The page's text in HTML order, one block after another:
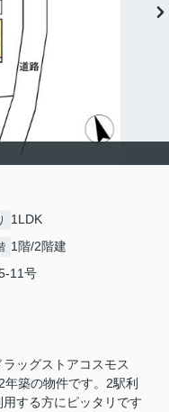
1LDK
1階/2階建
11号
ッグストアコスモス
築の物件です。2駅利
する方にピッタリです